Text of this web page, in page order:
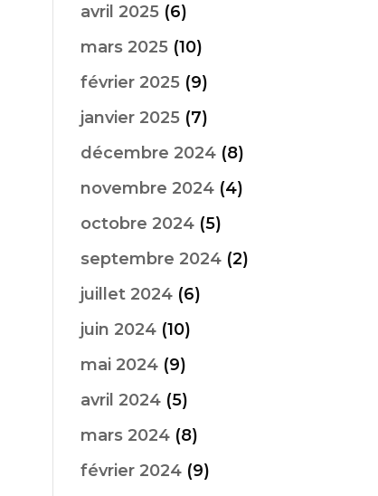
avril 2025 (6)
mars 2025 (10)
février 2025 (9)
janvier 2025 (7)
décembre 2024 (8)
novembre 2024 (4)
octobre 2024 (5)
septembre 2024 (2)
juillet 2024 (6)
juin 2024 (10)
mai 2024 (9)
avril 2024 (5)
mars 2024 (8)
février 2024 (9)